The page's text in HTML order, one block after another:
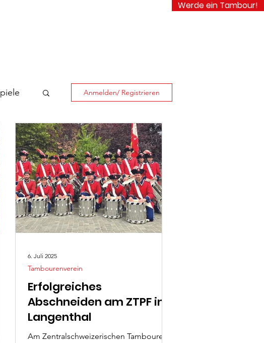
Werde ein Tambour!
Anmelden/ Registrieren
Erfolgreiches
Abschneiden am ZTPF in
Langenthal
Am Zentralschweizerischen Tambouren-
Tambourenverein
6. Juli 2025